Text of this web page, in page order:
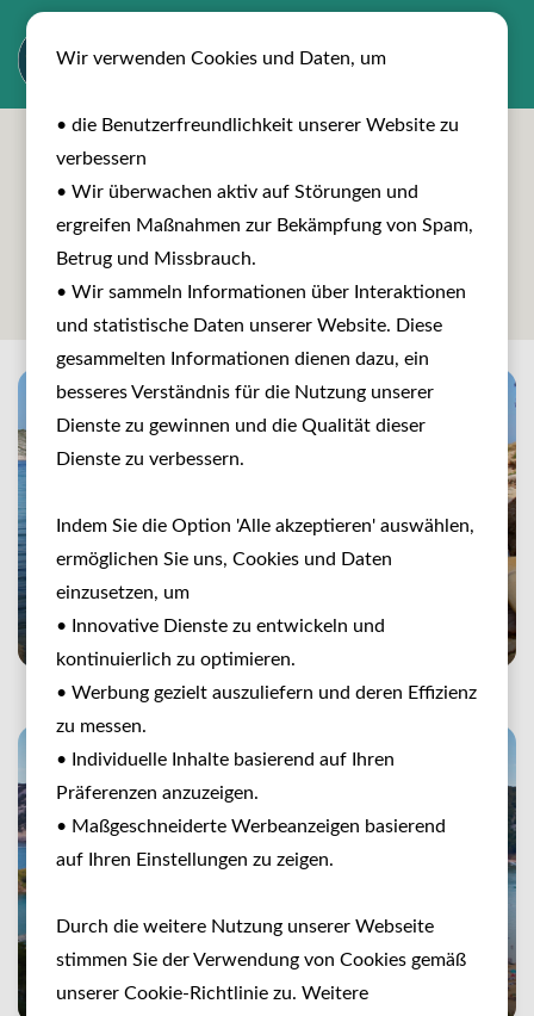
Family Hotel Plaža
Hotel Sahara & Rab
Wir verwenden Cookies und Daten, um
• die Benutzerfreundlichkeit unserer Website zu
verbessern
• Wir überwachen aktiv auf Störungen und
ergreifen Maßnahmen zur Bekämpfung von Spam,
Betrug und Missbrauch.
• Wir sammeln Informationen über Interaktionen
und statistische Daten unserer Website. Diese
gesammelten Informationen dienen dazu, ein
besseres Verständnis für die Nutzung unserer
Dienste zu gewinnen und die Qualität dieser
Dienste zu verbessern.
Indem Sie die Option 'Alle akzeptieren' auswählen,
ermöglichen Sie uns, Cookies und Daten
einzusetzen, um
• Innovative Dienste zu entwickeln und
kontinuierlich zu optimieren.
• Werbung gezielt auszuliefern und deren Effizienz
zu messen.
• Individuelle Inhalte basierend auf Ihren
Präferenzen anzuzeigen.
• Maßgeschneiderte Werbeanzeigen basierend
auf Ihren Einstellungen zu zeigen.
Durch die weitere Nutzung unserer Webseite
stimmen Sie der Verwendung von Cookies gemäß
unserer Cookie-Richtlinie zu. Weitere